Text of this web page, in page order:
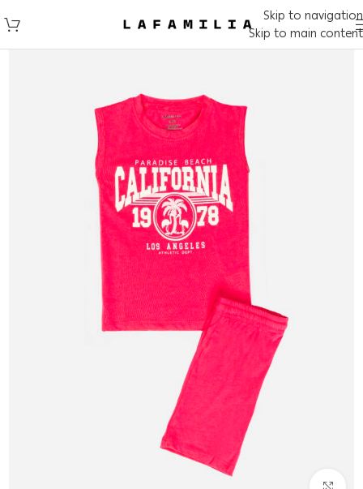
Skip to navigation
Skip to main content